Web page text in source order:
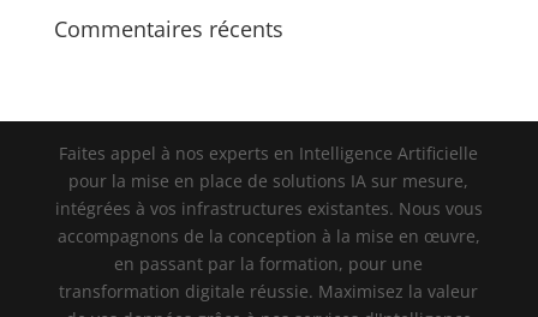
Commentaires récents
Faites appel à nos experts en Intelligence Artificielle
pour la mise en place de solutions IA sur mesure,
intégrées à vos infrastructures existantes. Nous vous
accompagnons de la conception à la mise en œuvre,
en passant par la formation, pour une
transformation digitale réussie. Maximisez la valeur